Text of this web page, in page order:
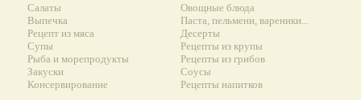
Салаты
Выпечка
Рецепт из мяса
Супы
Рыба и морепродукты
Закуски
Консервирование
Овощные блюда
Паста, пельмени, вареники...
Десерты
Рецепты из крупы
Рецепты из грибов
Соусы
Рецепты напитков